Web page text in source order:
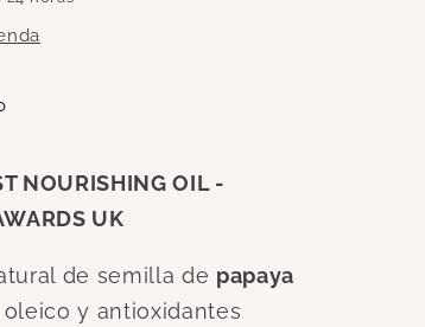
NOURISHING OIL -
UK
de semilla de papaya
y antioxidantes